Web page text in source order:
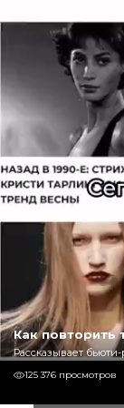
Как повторить
Рассказывает бьюти-
125 376 просмотров